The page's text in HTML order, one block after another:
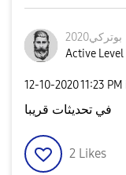
بوتركي2020
Active Level
‎12-10-202011:23 PM
في تحديثات قريبا
2 Likes